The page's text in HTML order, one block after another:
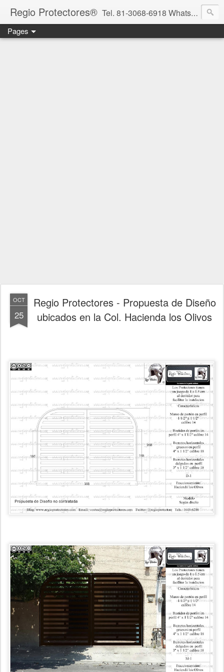
Regio Protectores® Tel. 81-3068-6918 WhatsApp 81-2636-2823 / 33-1145-3780 cotizacionregioprotectores@gmail.com / regioprotectores@gmail.com https://www.facebook.com/RegioProtectores/
Pages
OCT
25
Regio Protectores - Propuesta de Diseño
ubicados en la Col. Hacienda los Olivos